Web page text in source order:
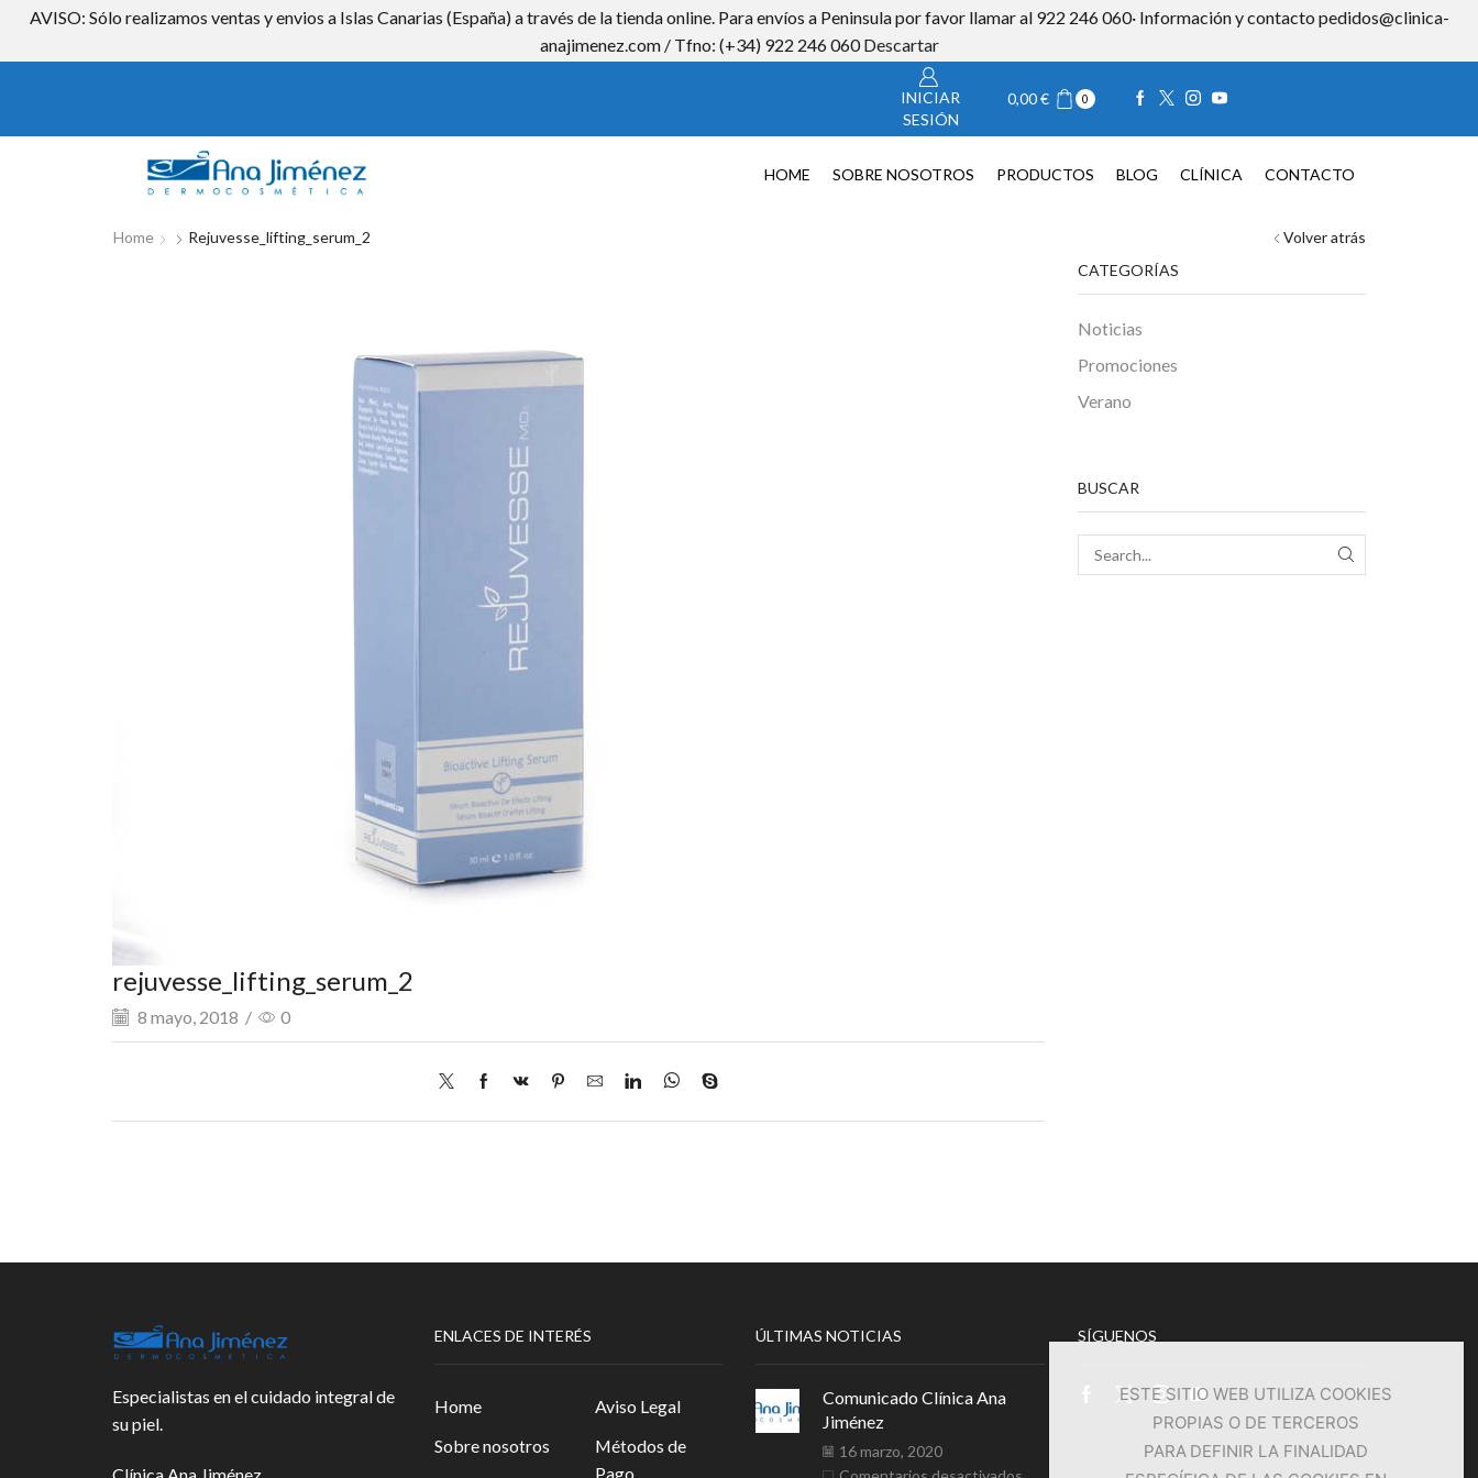
AVISO: Sólo realizamos ventas y envios a Islas Canarias (España) a través de la tienda online. Para envíos a Peninsula por favor llamar al 922 246 060· Información y contacto pedidos@clinica-
anajimenez.com / Tfno: (+34) 922 246 060Descartar
Iniciar sesión 0,00€ 0
INICIAR
SESIÓN
0,00€ 0
HOME SOBRE NOSOTROS PRODUCTOS BLOG CLÍNICA CONTACTO
Volver atrás
Home Rejuvesse_lifting_serum_2
rejuvesse_lifting_serum_2
8 mayo, 2018 / 0
CATEGORÍAS
Noticias
Promociones
Verano
BUSCAR
SEARCH
Especialistas en el cuidado integral de
su piel.
Clínica Ana Jiménez
ENLACES DE INTERÉS
Home
Sobre nosotros
Aviso Legal
Métodos de
Pago
ÚLTIMAS NOTICIAS
Comunicado Clínica Ana
Jiménez
16 marzo, 2020
SÍGUENOS
Facebook
TwitterInstagram
Youtube
ESTE SITIO WEB UTILIZA COOKIES
PROPIAS O DE TERCEROS
PARA DEFINIR LA FINALIDAD